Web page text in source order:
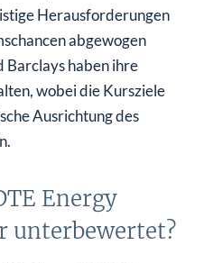
Herausforderungen
abgewogen
Barclays haben ihre
wobei die Kursziele
Ausrichtung des
Energy
unterbewertet?